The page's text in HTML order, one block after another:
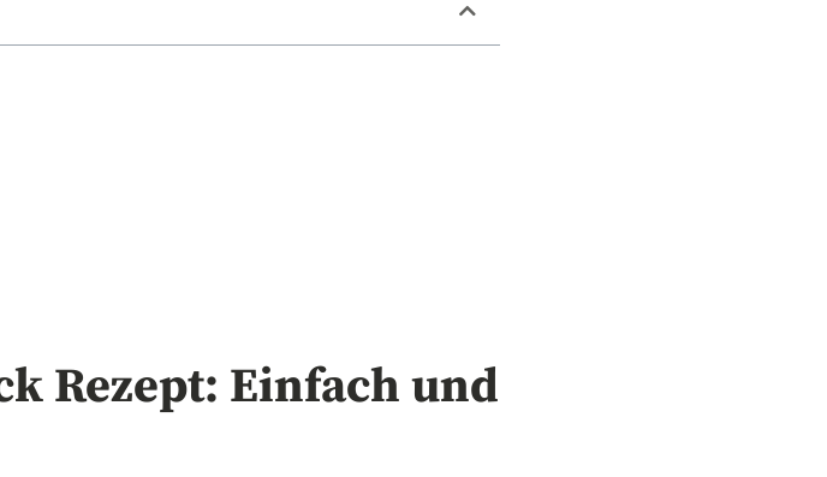
Rezept: Einfach und